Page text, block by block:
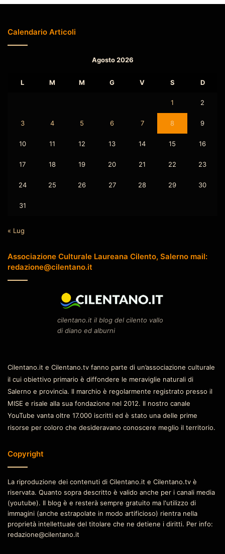
Calendario Articoli
Agosto 2026
L M M G V S D
1 2
3 4 5 6 7 8 9
10 11 12 13 14 15 16
17 18 19 20 21 22 23
24 25 26 27 28 29 30
31
« Lug
Associazione Culturale Laureana Cilento, Salerno mail:
redazione@cilentano.it
cilentano.it il blog del cilento vallo
di diano ed alburni
Cilentano.it e Cilentano.tv fanno parte di un’associazione culturale
il cui obiettivo primario è diffondere le meraviglie naturali di
Salerno e provincia. Il marchio è regolarmente registrato presso il
MISE e risale alla sua fondazione nel 2012. Il nostro canale
YouTube vanta oltre 17.000 iscritti ed è stato una delle prime
risorse per coloro che desideravano conoscere meglio il territorio.
Copyright
La riproduzione dei contenuti di Cilentano.it e Cilentano.tv è
riservata. Quanto sopra descritto è valido anche per i canali media
(youtube). Il blog è e resterà sempre gratuito ma l'utilizzo di
immagini (anche estrapolate in modo artificioso) rientra nella
proprietà intellettuale del titolare che ne detiene i diritti. Per info:
redazione@cilentano.it